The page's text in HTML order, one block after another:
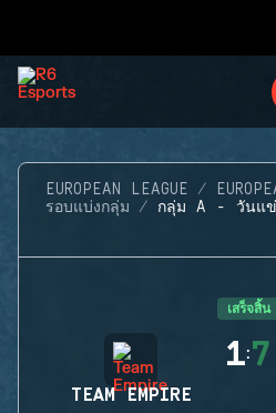
EUROPEAN LEAGUE
รอบแบ่งกลุ่ม
กลุ่ม A - วันแ
เสร็จสิ้น
TEAM EMPIRE
1:7